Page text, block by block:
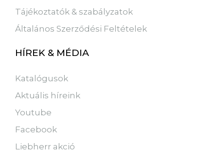
Tájékoztatók & szabályzatok
Általános Szerződési Feltételek
HÍREK & MÉDIA
Katalógusok
Aktuális híreink
Youtube
Facebook
Liebherr akció